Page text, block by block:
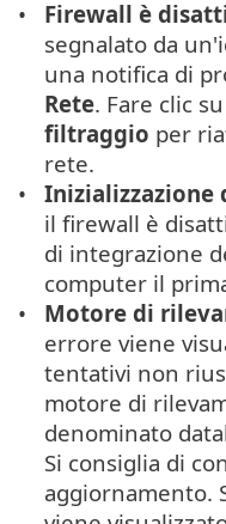
Firewall è
segnalato da
una notifica di
Rete. Fare clic
filtraggio per
rete.
il firewall è
di integrazione
computer il
Motore di
errore viene
tentativi non
motore di
denominato
Si consiglia di
aggiornamento.